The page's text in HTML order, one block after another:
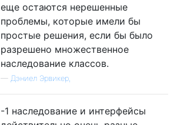
еще остаются нерешенные
проблемы, которые имели бы
простые решения, если бы было
разрешено множественное
наследование классов.
— Дэниел Эрвикер,
-1 наследование и интерфейсы